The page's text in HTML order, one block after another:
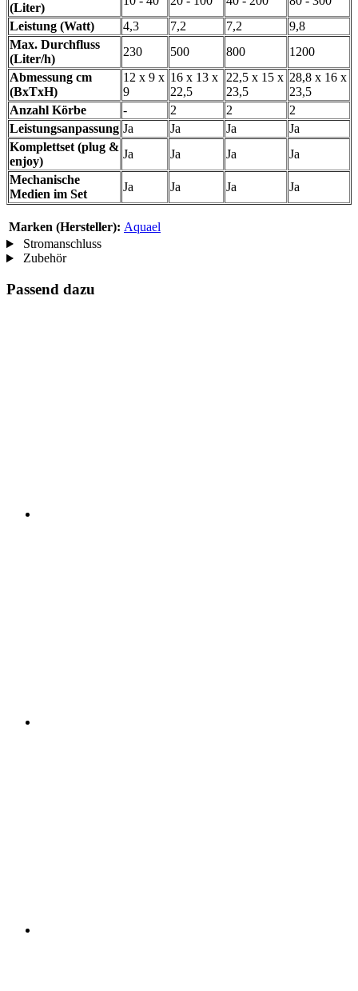
(Liter)
Leistung (Watt)
4,3 7,2 7,2
9,8
Max. Durchfluss
(Liter/h)
230 500 800
1200
Abmessung cm
(BxTxH)
12 x 9 x
9
16 x 13 x
22,5
22,5 x 15 x
23,5
28,8 x 16 x
23,5
Anzahl Körbe
- 2 2
2
Leistungsanpassung Ja Ja Ja
Ja
Komplettset (plug &
enjoy)
Ja Ja Ja
Ja
Mechanische
Medien im Set
Ja Ja Ja Ja
Marken (Hersteller): Aquael
Stromanschluss
Zubehör
Passend dazu